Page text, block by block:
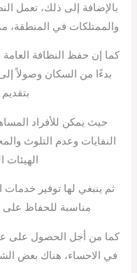
بالإضافة إلى ذلك، تعمل
والممتلكات في المنطقة،
كما إن حفظ النظافة
بدءًا من السكان وصولاً
حيث يمكن للأفراد
النفايات وعدم التلوث
الهيئات
ثم ينبغي لها توفير خدمات
مناسبة للحفاظ على
كما من أجل الحصول على
في الاحساء، هناك بعض